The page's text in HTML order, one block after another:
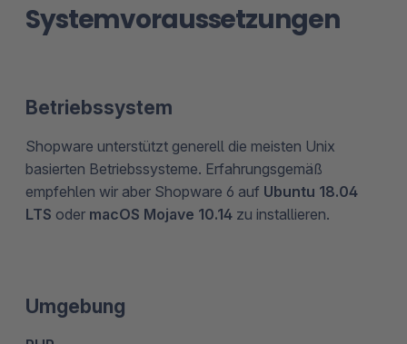
Systemvoraussetzungen
Betriebssystem
Shopware unterstützt generell die meisten Unix
basierten Betriebssysteme. Erfahrungsgemäß
empfehlen wir aber Shopware 6 auf Ubuntu 18.04
LTS oder macOS Mojave 10.14 zu installieren.
Umgebung